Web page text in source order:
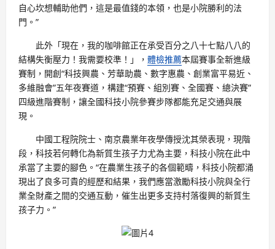
自心坎想輔助他們，這是最值錢的本領，也是小院勝利的法
門。”
此外「現在，我的咖啡館正在承受百分之八十七點八八的
結構失衡壓力！我需要校準！」， 體檢推薦本屆賽事全新進級
賽制，開創“科技興農、芳華助農、數字惠農、創業富平易近、
多維融會”五年夜賽道，構建“預賽、組別賽、全國賽、總決賽”
四級進階賽制，讓全國科技小院參賽步隊都能充足交通與展
現。
中國工程院院士、南京農業年夜學傳授沈其榮表現，現階
段，科技若何轉化為新質生孩子力尤為主要，科技小院在此中
承當了主要的腳色。“在農業生孩子的各個範疇，科技小院都涌
現出了良多可貴的經歷和結果，我們應當激勵科技小院與全行
業全財產之間的交通互動，催生出更多支持村落復興的新質生
孩子力。”